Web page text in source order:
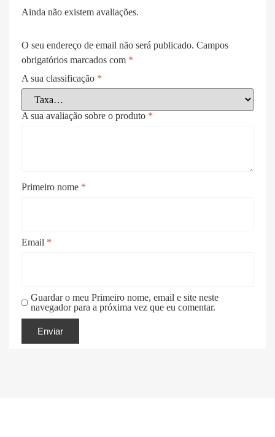
Ainda não existem avaliações.
O seu endereço de email não será publicado. Campos
obrigatórios marcados com *
A sua classificação *
A sua avaliação sobre o produto *
Primeiro nome *
Email *
Guardar o meu Primeiro nome, email e site neste
navegador para a próxima vez que eu comentar.